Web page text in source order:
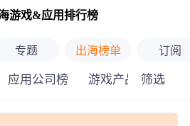
游戏&应用排行榜
专题 出海榜单 订阅
应用公司榜 游戏产品榜筛选
继续下拉刷新